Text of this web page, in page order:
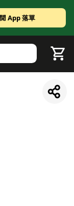
App 落單